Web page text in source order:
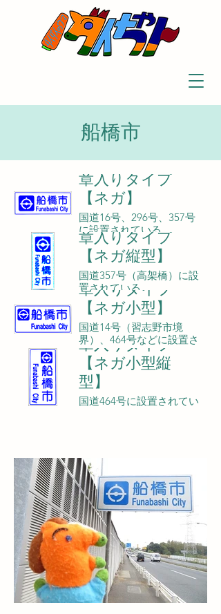
船橋市
章入りタイプ
【ネガ】
国道16号、296号、357号
に設置されている。
章入りタイプ
【ネガ縦型】
国道357号（高架橋）に設
置されている。
章入りタイプ
【ネガ小型】
国道14号（習志野市境
界）、464号などに設置さ
れている。
章入りタイプ
【ネガ小型縦
型】
国道464号に設置されてい